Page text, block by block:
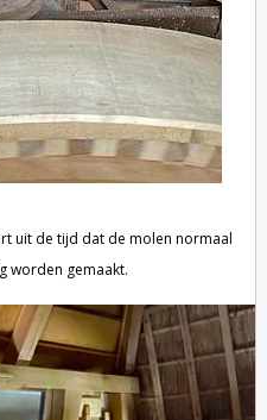
uit de tijd dat de molen normaal
worden gemaakt.